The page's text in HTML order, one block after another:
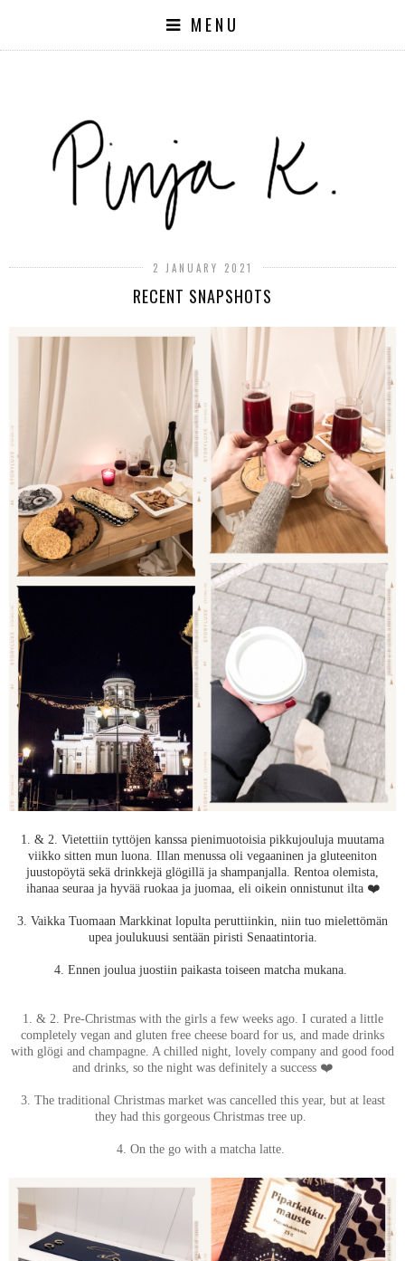
MENU
2 JANUARY 2021
RECENT SNAPSHOTS
1. & 2. Vietettiin tyttöjen kanssa pienimuotoisia pikkujouluja muutama
viikko sitten mun luona. Illan menussa oli vegaaninen ja gluteeniton
juustopöytä sekä drinkkejä glögillä ja shampanjalla. Rentoa olemista,
ihanaa seuraa ja hyvää ruokaa ja juomaa, eli oikein onnistunut ilta ❤️
3. Vaikka Tuomaan Markkinat lopulta peruttiinkin, niin tuo mielettömän
upea joulukuusi sentään piristi Senaatintoria.
4. Ennen joulua juostiin paikasta toiseen matcha mukana.
1. & 2. Pre-Christmas with the girls a few weeks ago. I curated a little
completely vegan and gluten free cheese board for us, and made drinks
with glögi and champagne. A chilled night, lovely company and good food
and drinks, so the night was definitely a success ❤️
3. The traditional Christmas market was cancelled this year, but at least
they had this gorgeous Christmas tree up.
4. On the go with a matcha latte.